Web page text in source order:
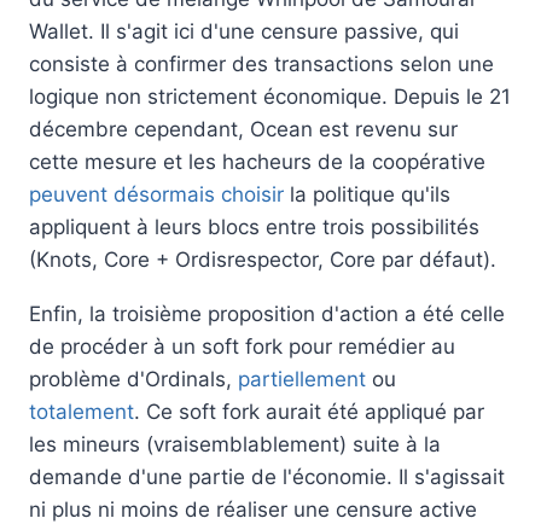
Wallet. Il s'agit ici d'une censure passive, qui
consiste à confirmer des transactions selon une
logique non strictement économique. Depuis le 21
décembre cependant, Ocean est revenu sur
cette mesure et les hacheurs de la coopérative
peuvent désormais choisir la politique qu'ils
appliquent à leurs blocs entre trois possibilités
(Knots, Core + Ordisrespector, Core par défaut).
Enfin, la troisième proposition d'action a été celle
de procéder à un soft fork pour remédier au
problème d'Ordinals, partiellement ou
totalement. Ce soft fork aurait été appliqué par
les mineurs (vraisemblablement) suite à la
demande d'une partie de l'économie. Il s'agissait
ni plus ni moins de réaliser une censure active